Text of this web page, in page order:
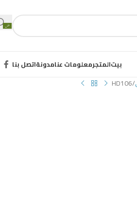
بيتالمتجرمعلومات عنامدونةاتصل بنا
HD106